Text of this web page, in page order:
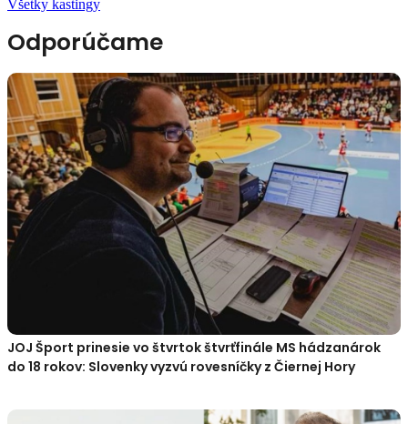
Všetky kastingy
Odporúčame
JOJ Šport prinesie vo štvrtok štvrťfinále MS hádzanárok
do 18 rokov: Slovenky vyzvú rovesníčky z Čiernej Hory